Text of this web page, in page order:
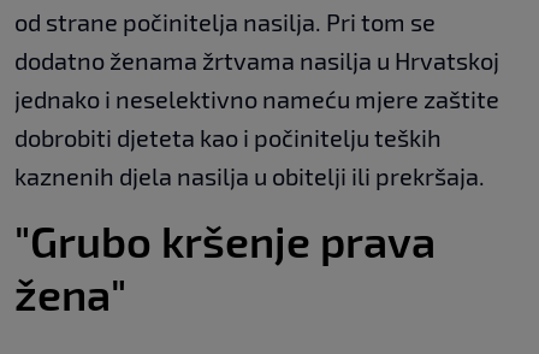
od strane počinitelja nasilja. Pri tom se
dodatno ženama žrtvama nasilja u Hrvatskoj
jednako i neselektivno nameću mjere zaštite
dobrobiti djeteta kao i počinitelju teških
kaznenih djela nasilja u obitelji ili prekršaja.
"Grubo kršenje prava
žena"